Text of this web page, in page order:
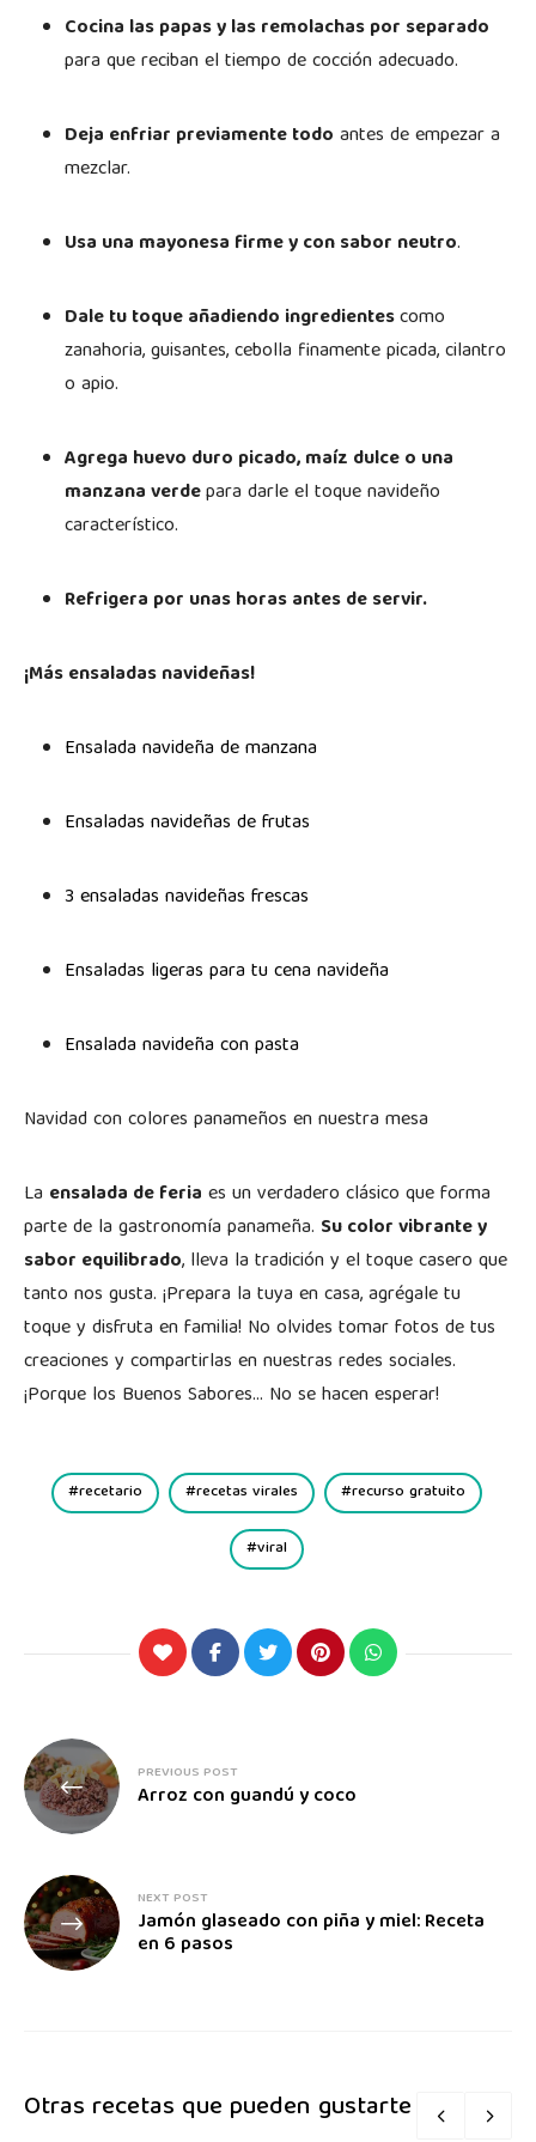
Cocina las papas y las remolachas por separado
para que reciban el tiempo de cocción adecuado.
Deja enfriar previamente todo antes de empezar a
mezclar.
Usa una mayonesa firme y con sabor neutro.
Dale tu toque añadiendo ingredientescomo
zanahoria, guisantes, cebolla finamente picada, cilantro
o apio.
Agrega huevo duro picado, maíz dulce o una
manzana verdepara darle el toque navideño
característico.
Refrigera por unas horas antes de servir.
¡Más ensaladas navideñas!
Ensalada navideña de manzana
Ensaladas navideñas de frutas
3 ensaladas navideñas frescas
Ensaladas ligeras para tu cena navideña
Ensalada navideña con pasta
Navidad con colores panameños en nuestra mesa
La ensalada de feria es un verdadero clásico que forma
parte de la gastronomía panameña. Su color vibrante y
sabor equilibrado, lleva la tradición y el toque casero que
tanto nos gusta. ¡Prepara la tuya en casa, agrégale tu
toque y disfruta en familia! No olvides tomar fotos de tus
creaciones y compartirlas en nuestras redes sociales.
¡Porque los Buenos Sabores… No se hacen esperar!
recetario recetas virales recurso gratuito
viral
PREVIOUS POST
Arroz con guandú y coco
NEXT POST
Jamón glaseado con piña y miel: Receta
en 6 pasos
Otras recetas que pueden gustarte